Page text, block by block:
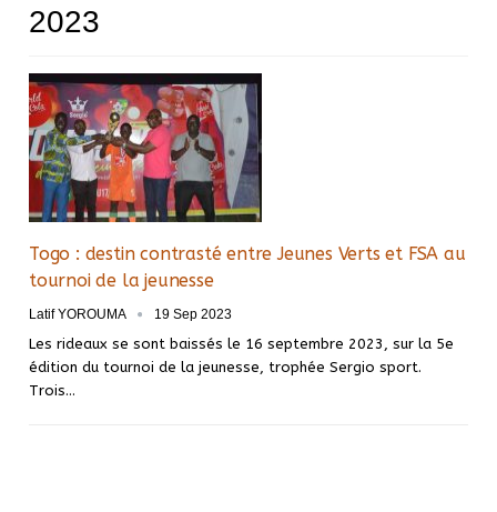
2023
Togo : destin contrasté entre Jeunes Verts et FSA au
tournoi de la jeunesse
Latif YOROUMA 19 Sep 2023
Les rideaux se sont baissés le 16 septembre 2023, sur la 5e
édition du tournoi de la jeunesse, trophée Sergio sport.
Trois…